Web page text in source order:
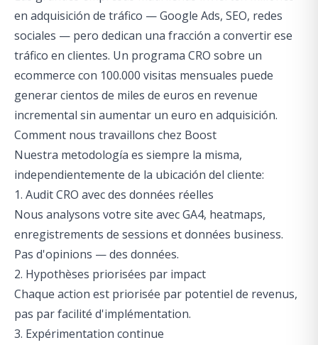
en adquisición de tráfico — Google Ads, SEO, redes
sociales — pero dedican una fracción a convertir ese
tráfico en clientes. Un programa CRO sobre un
ecommerce con 100.000 visitas mensuales puede
generar cientos de miles de euros en revenue
incremental sin aumentar un euro en adquisición.
Comment nous travaillons chez Boost
Nuestra metodología es siempre la misma,
independientemente de la ubicación del cliente:
1. Audit CRO avec des données réelles
Nous analysons votre site avec GA4, heatmaps,
enregistrements de sessions et données business.
Pas d'opinions — des données.
2. Hypothèses priorisées par impact
Chaque action est priorisée par potentiel de revenus,
pas par facilité d'implémentation.
3. Expérimentation continue